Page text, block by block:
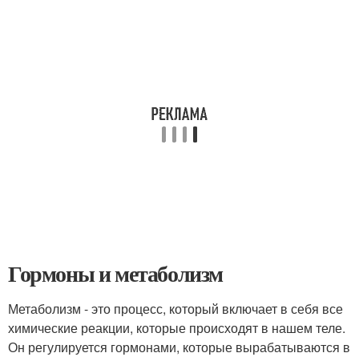
Гормоны и метаболизм
Метаболизм - это процесс, который включает в себя все
химические реакции, которые происходят в нашем теле.
Он регулируется гормонами, которые вырабатываются в